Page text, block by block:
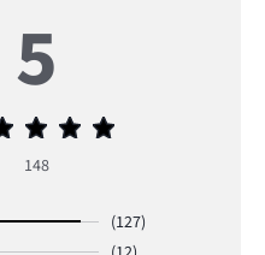
5
Średnia
5
148
(127)